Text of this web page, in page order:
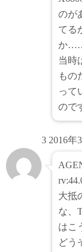
のが
てる
か
当時
もの
って
ので
3 2016年
大抵
な、
はこ
どう